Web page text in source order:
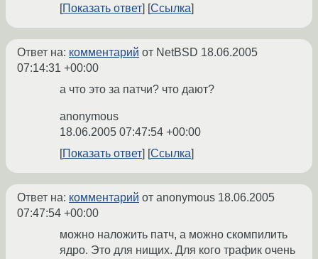
Показать ответ
Ссылка
Ответ на: комментарий от NetBSD 18.06.2005
07:14:31 +00:00
а что это за патчи? что дают?
anonymous
18.06.2005 07:47:54 +00:00
Показать ответ
Ссылка
Ответ на: комментарий от anonymous 18.06.2005
07:47:54 +00:00
можно наложить патч, а можно скомпилить
ядро. Это для нищих. Для кого трафик очень